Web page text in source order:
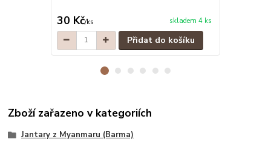
30 Kč/ks skladem 4 ks
Přidat do košíku
Zboží zařazeno v kategoriích
Jantary z Myanmaru (Barma)